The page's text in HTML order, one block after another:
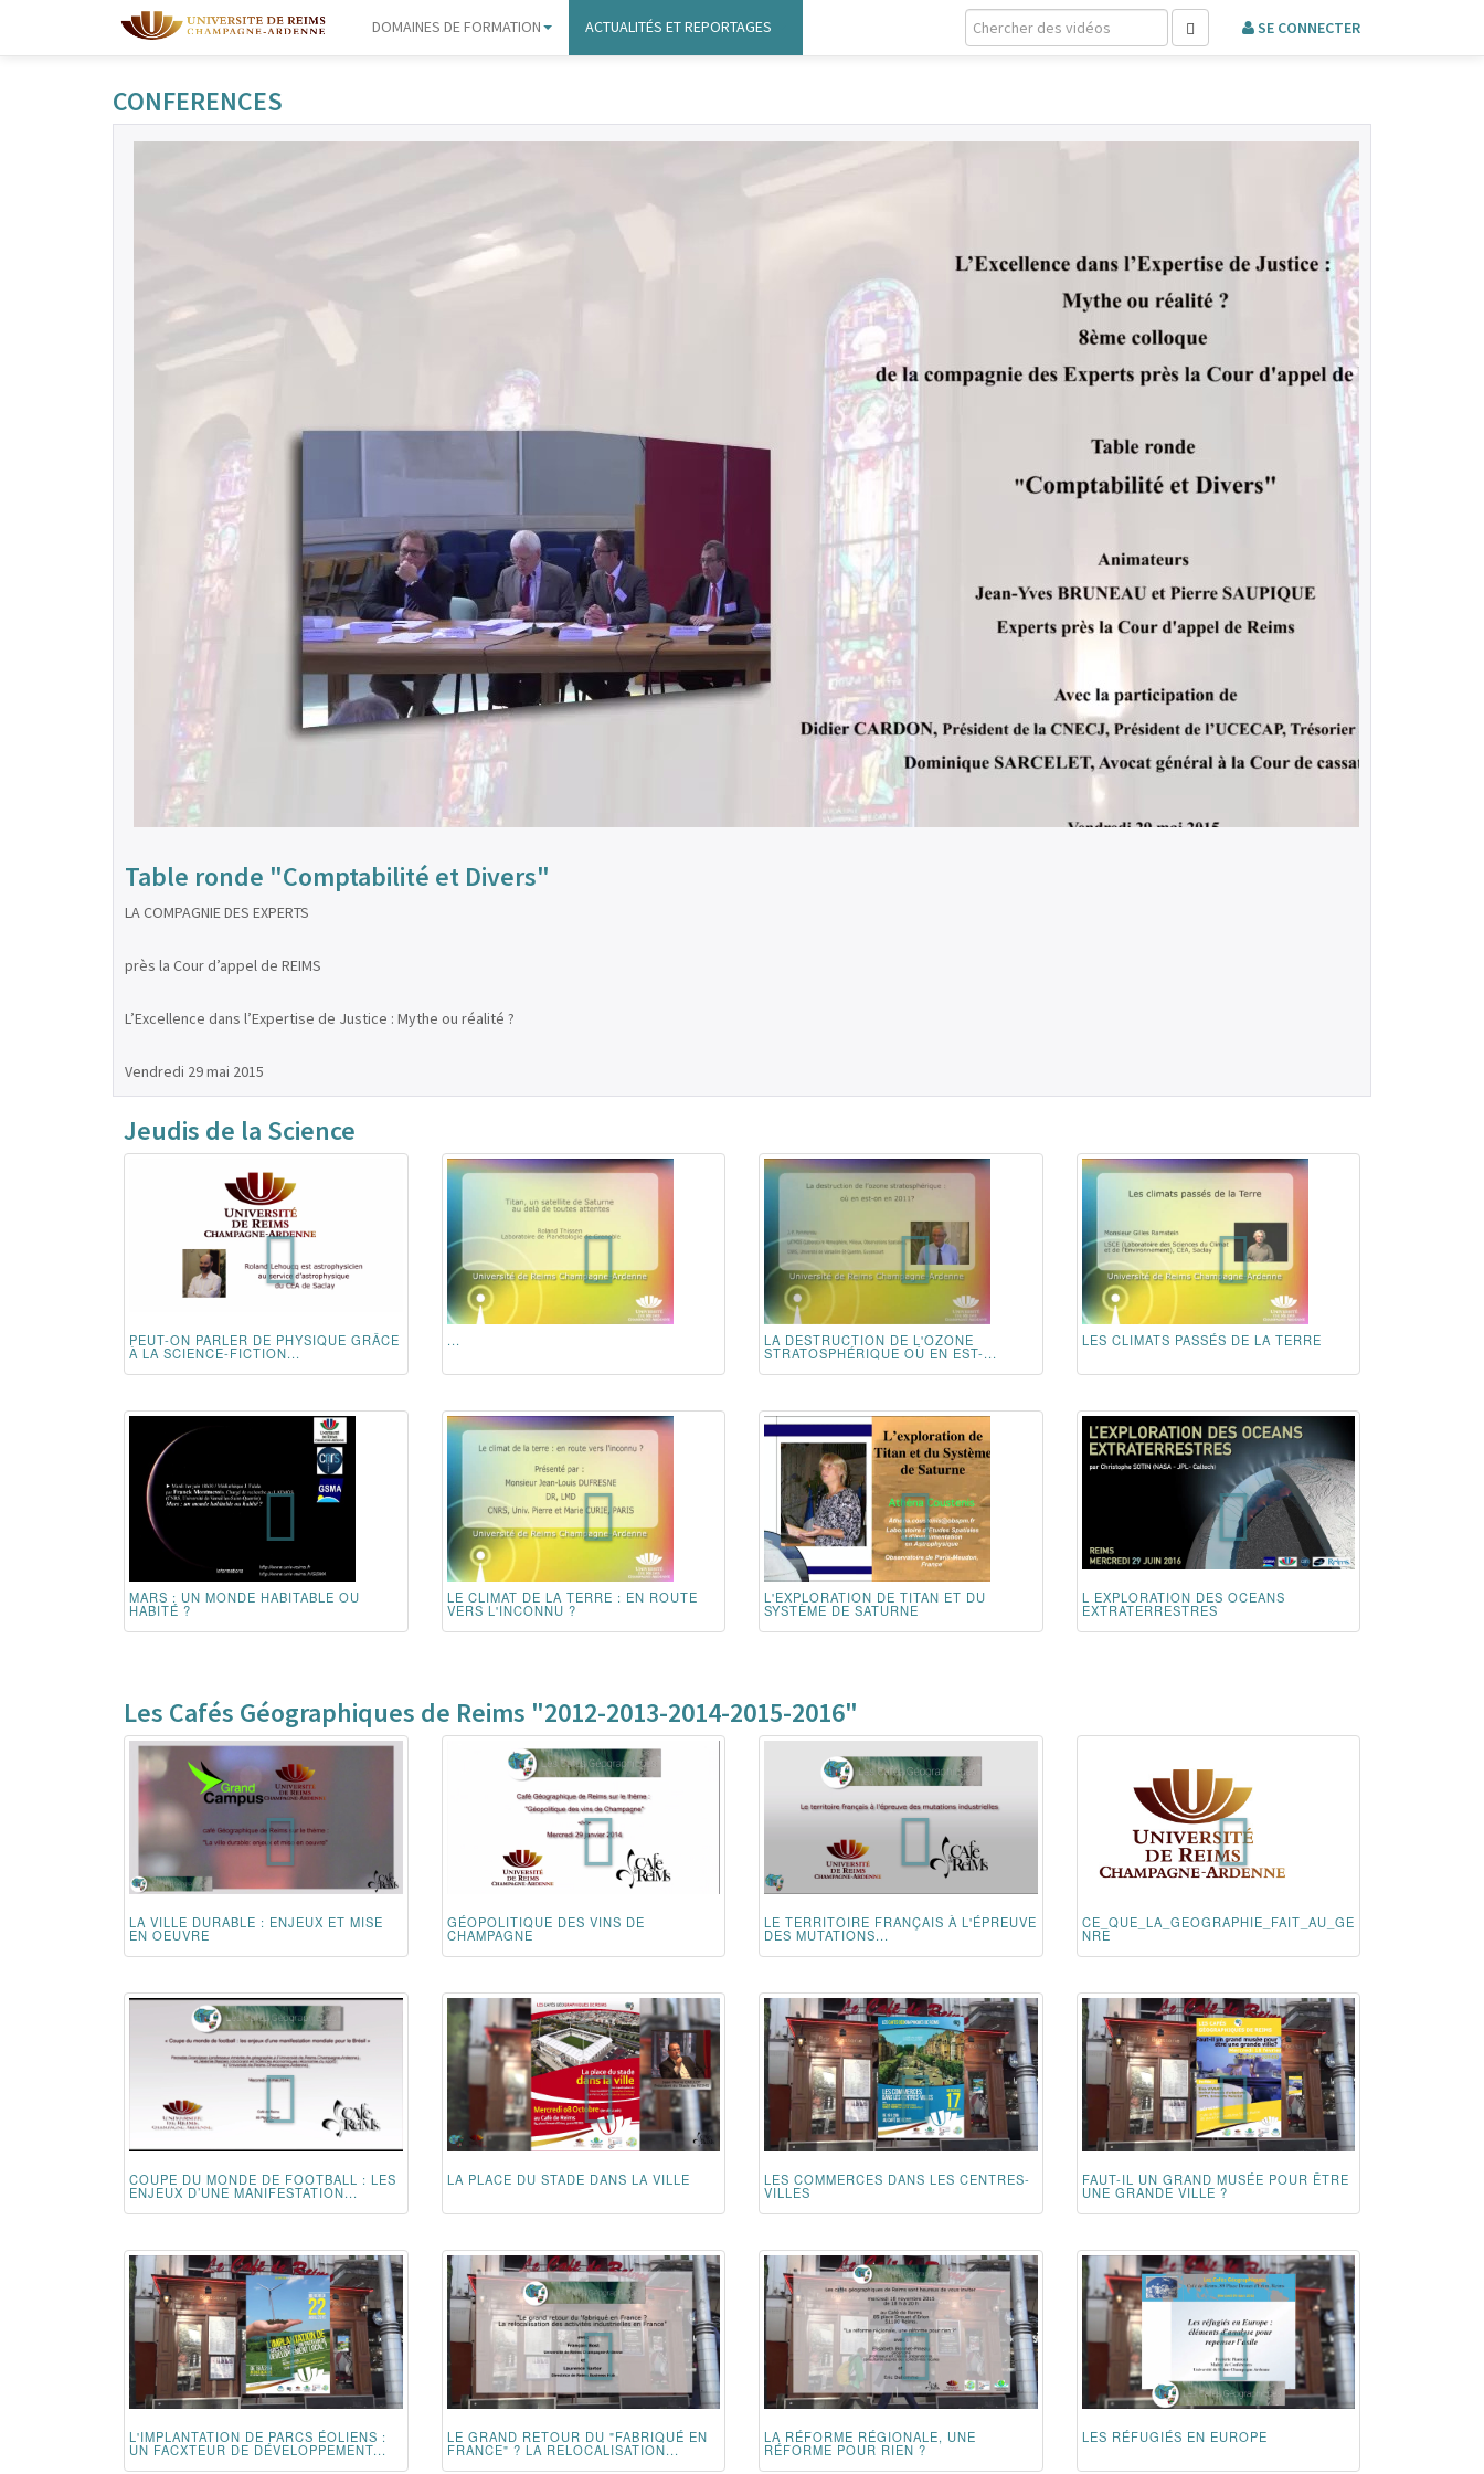
DOMAINES DE FORMATION ACTUALITÉS ET REPORTAGES
CONFERENCES
Table ronde "Comptabilité et Divers"
LA COMPAGNIE DES EXPERTS
près la Cour d’appel de REIMS
L’Excellence dans l’Expertise de Justice : Mythe ou réalité ?
Vendredi 29 mai 2015
Jeudis de la Science
PEUT-ON PARLER DE PHYSIQUE GRÂCE
À LA SCIENCE-FICTION...
... LA DESTRUCTION DE L'OZONE
STRATOSPHÉRIQUE OÙ EN EST-...
LES CLIMATS PASSÉS DE LA TERRE
MARS : UN MONDE HABITABLE OU
HABITÉ ?
LE CLIMAT DE LA TERRE : EN ROUTE
VERS L'INCONNU ?
L'EXPLORATION DE TITAN ET DU
SYSTÈME DE SATURNE
L EXPLORATION DES OCEANS
EXTRATERRESTRES
Les Cafés Géographiques de Reims "2012-2013-2014-2015-2016"
LA VILLE DURABLE : ENJEUX ET MISE
EN OEUVRE
GÉOPOLITIQUE DES VINS DE
CHAMPAGNE
LE TERRITOIRE FRANÇAIS À L'ÉPREUVE
DES MUTATIONS...
CE_QUE_LA_GEOGRAPHIE_FAIT_AU_GE
NRE
COUPE DU MONDE DE FOOTBALL : LES
ENJEUX D’UNE MANIFESTATION...
LA PLACE DU STADE DANS LA VILLE LES COMMERCES DANS LES CENTRES-
VILLES
FAUT-IL UN GRAND MUSÉE POUR ÊTRE
UNE GRANDE VILLE ?
L'IMPLANTATION DE PARCS ÉOLIENS :
UN FACXTEUR DE DÉVELOPPEMENT...
LE GRAND RETOUR DU "FABRIQUÉ EN
FRANCE" ? LA RELOCALISATION...
LA RÉFORME RÉGIONALE, UNE
RÉFORME POUR RIEN ?
LES RÉFUGIÉS EN EUROPE